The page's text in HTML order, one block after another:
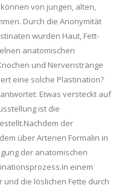
von jungen, alten,
Durch die Anonymität
wurden Haut, Fett-
anatomischen
und Nervenstränge
eine solche Plastination?
Etwas versteckt auf
ist die
der
über Arterien Formalin in
der anatomischen
einem
die löslichen Fette durch